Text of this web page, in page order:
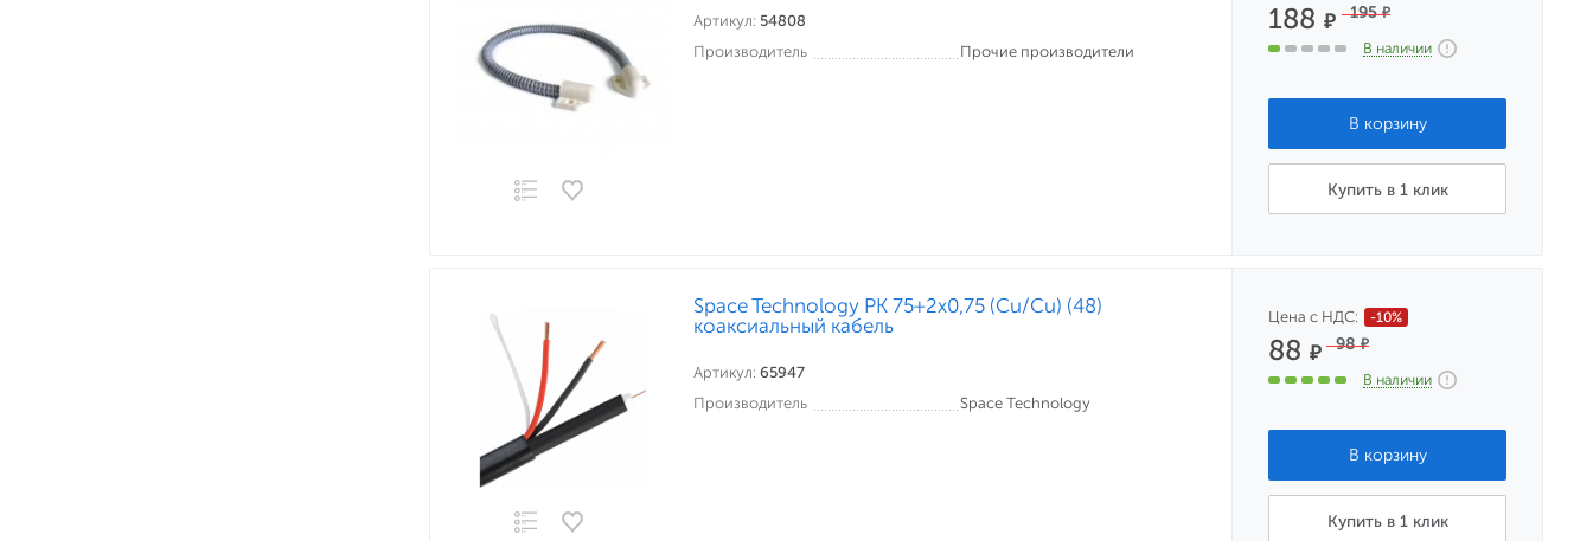
Артикул: 54808
Производитель
Прочие производители
188₽ 195₽
В наличии
Купить в 1 клик
Space Technology РК 75+2х0,75 (Cu/Cu) (48)
коаксиальный кабель
Артикул: 65947
Производитель
Space Technology
Цена с НДС: -10%
88₽ 98₽
В наличии
Купить в 1 клик